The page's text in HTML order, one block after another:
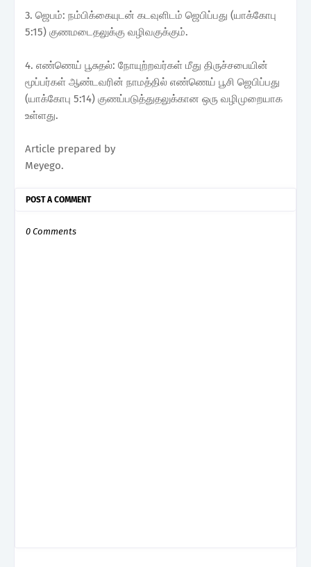
3. ஜெபம்: நம்பிக்கையுடன் கடவுளிடம் ஜெபிப்பது (யாக்கோபு
5:15) குணமடைதலுக்கு வழிவகுக்கும்.
4. எண்ணெய் பூசுதல்: நோயுற்றவர்கள் மீது திருச்சபையின்
மூப்பர்கள் ஆண்டவரின் நாமத்தில் எண்ணெய் பூசி ஜெபிப்பது
(யாக்கோபு 5:14) குணப்படுத்துதலுக்கான ஒரு வழிமுறையாக
உள்ளது.
Article prepared by
Meyego.
POST A COMMENT
0 Comments